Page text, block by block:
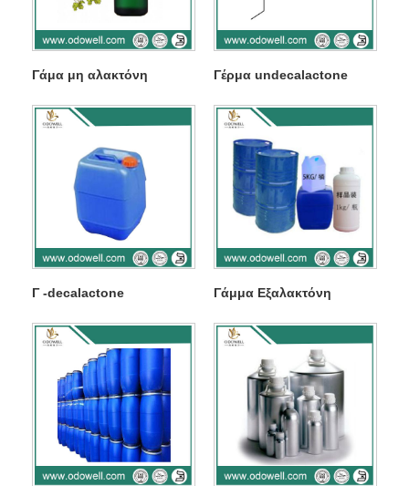
Γάμα μη αλακτόνη Γέρμα undecalactone
Γ -decalactone Γάμμα Εξαλακτόνη